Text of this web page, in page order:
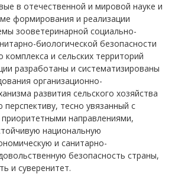
в отечественной и мировой науке и
формирования и реализации
зооветеринарной социально-
биологической безопасности
и сельских территорий
разработаны и систематизированы
организационно-
развития сельского хозяйства
тесно увязанный с
направлениями,
национальную
и санитарно-
безопасность страны,
и суверенитет.